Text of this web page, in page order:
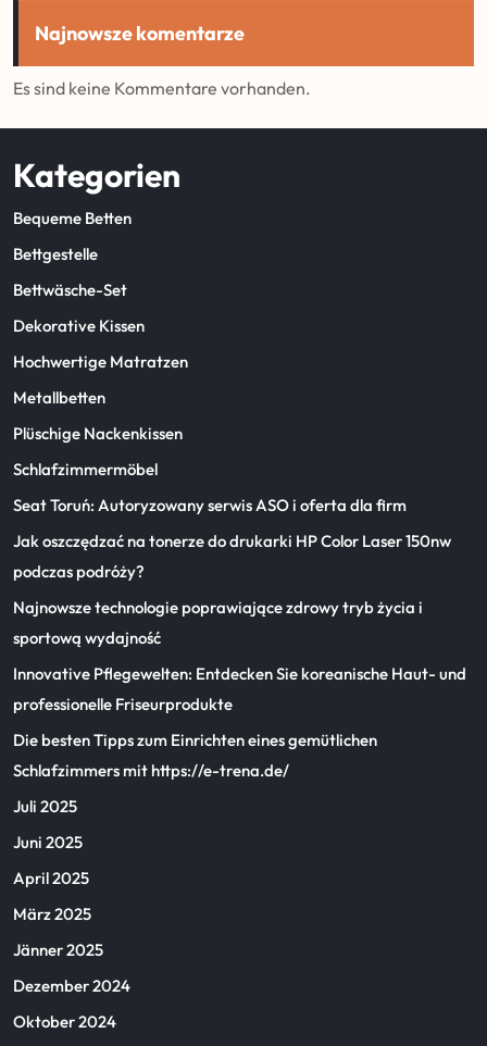
Najnowsze komentarze
Es sind keine Kommentare vorhanden.
Kategorien
Bequeme Betten
Bettgestelle
Bettwäsche-Set
Dekorative Kissen
Hochwertige Matratzen
Metallbetten
Plüschige Nackenkissen
Schlafzimmermöbel
Seat Toruń: Autoryzowany serwis ASO i oferta dla firm
Jak oszczędzać na tonerze do drukarki HP Color Laser 150nw
podczas podróży?
Najnowsze technologie poprawiające zdrowy tryb życia i
sportową wydajność
Innovative Pflegewelten: Entdecken Sie koreanische Haut- und
professionelle Friseurprodukte
Die besten Tipps zum Einrichten eines gemütlichen
Schlafzimmers mit https://e-trena.de/
Juli 2025
Juni 2025
April 2025
März 2025
Jänner 2025
Dezember 2024
Oktober 2024